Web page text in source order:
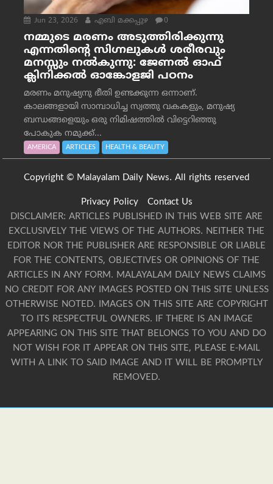
Jun 23, 2026 എബി മക്കപ്പുഴ 0
നമ്മുടെ മരണം അടുത്തിരിക്കുന്നു
എന്നതിന്റെ സിഗ്നലുകൾ ശരീരവും
മനസ്സും നല്‍കുന്നു: ജേണല്‍ ഓഫ്
ക്ലിനിക്കല്‍ ഓങ്കോളജി പഠനം
മരണം മനുഷ്യനു ഭീതി ഉണ്ടക്കുന്ന ഒന്നാണ്.
കാലങ്ങളായി സാമ്പാധിച്ച സ്വത്തു വകകളും, മനുഷ്യ
ബന്ധങ്ങളെയും ഒരു നിമിഷത്തിൽ വിട്ടെറിഞ്ഞു
പോകുക നമുക്ക്...
AMERICA ARTICLES HEALTH & BEAUTY
Copyright © Malayalam Daily News. All rights reserved
Privacy Policy
Contact Us
DISCLAIMER: ARTICLES PUBLISHED IN THIS WEB SITE ARE
EXCLUSIVELY THE VIEWS OF THE AUTHORS. NEITHER THE
EDITOR NOR THE PUBLISHER ARE RESPONSIBLE OR LIABLE
FOR THE CONTENTS, OBJECTIVES OR OPINIONS OF THE
ARTICLES IN ANY FORM. MALAYALAM DAILY NEWS CLAIMS
NO CREDIT FOR ANY IMAGES POSTED ON THIS SITE UNLESS
OTHERWISE NOTED. IMAGES ON THIS SITE ARE COPYRIGHT
TO ITS RESPECTFUL OWNERS. IF THERE IS AN IMAGE
APPEARING ON THIS SITE THAT BELONGS TO YOU AND DO
NOT WISH FOR IT APPEAR ON THIS SITE, PLEASE E-MAIL
WITH A LINK TO SAID IMAGE AND IT WILL BE PROMPTLY
REMOVED.